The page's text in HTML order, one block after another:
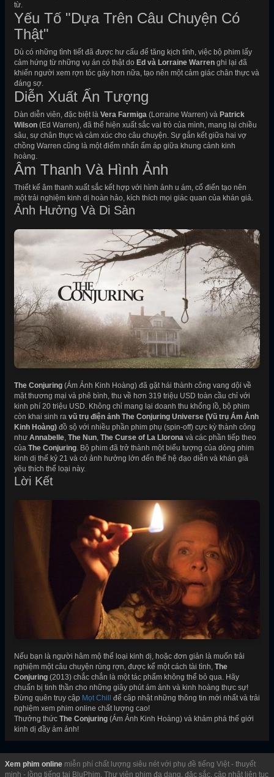
từ.
Yếu Tố "Dựa Trên Câu Chuyện Có
Thật"
Dù có những tình tiết đã được hư cấu để tăng kịch tính, việc bộ phim lấy
cảm hứng từ những vụ án có thật do Ed và Lorraine Warren ghi lại đã
khiến người xem rợn tóc gáy hơn nữa, tạo nên một cảm giác chân thực và
đáng sợ.
Diễn Xuất Ấn Tượng
Dàn diễn viên, đặc biệt là Vera Farmiga (Lorraine Warren) và Patrick
Wilson (Ed Warren), đã thể hiện xuất sắc vai trò của mình, mang lại chiều
sâu, sự chân thực và cảm xúc cho câu chuyện. Sự gắn kết giữa hai vợ
chồng Warren cũng là một điểm nhấn ấm áp giữa khung cảnh kinh
hoàng.
Âm Thanh Và Hình Ảnh
Thiết kế âm thanh xuất sắc kết hợp với hình ảnh u ám, cổ điển tạo nên
một trải nghiệm kinh dị hoàn hảo, kích thích mọi giác quan của khán giả.
Ảnh Hưởng Và Di Sản
The Conjuring (Ám Ảnh Kinh Hoàng) đã gặt hái thành công vang dội về
mặt thương mại và phê bình, thu về hơn 319 triệu USD toàn cầu chỉ với
kinh phí 20 triệu USD. Không chỉ mang lại doanh thu khổng lồ, bộ phim
còn khai sinh ra vũ trụ điện ảnh The Conjuring Universe (Vũ trụ Ám Ảnh
Kinh Hoàng) đồ sộ với nhiều phần phim phụ (spin-off) cực kỳ thành công
như Annabelle, The Nun, The Curse of La Llorona và các phần tiếp theo
của The Conjuring. Bộ phim đã trở thành một biểu tượng của dòng phim
kinh dị thế kỷ 21 và có ảnh hưởng lớn đến thế hệ đạo diễn và khán giả
yêu thích thể loại này.
Lời Kết
Nếu bạn là người hâm mộ thể loại kinh dị, hoặc đơn giản là muốn trải
nghiệm một câu chuyện rùng rợn, được kể một cách tài tình, The
Conjuring (2013) chắc chắn là một tác phẩm không thể bỏ qua. Hãy
chuẩn bị tinh thần cho những giây phút ám ảnh và kinh hoàng thực sự!
Đừng quên truy cập Mọt Chill để cập nhật những thông tin mới nhất và trải
nghiệm xem phim online chất lượng cao!
Thưởng thức The Conjuring (Ám Ảnh Kinh Hoàng) và khám phá thế giới
kinh dị đầy ám ảnh!
Xem phim online miễn phí chất lượng siêu nét với phụ đề tiếng Việt - thuyết
minh - lồng tiếng tại BluPhim. Thư viện phim đa dạng, đặc sắc, cập nhật liên tục